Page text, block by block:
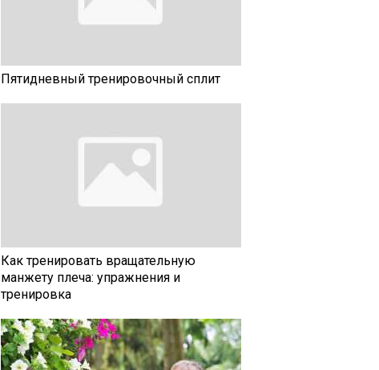
Пятидневный тренировочный сплит
Как тренировать вращательную
манжету плеча: упражнения и
тренировка